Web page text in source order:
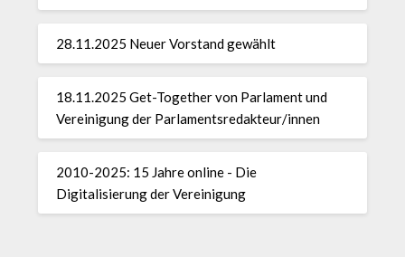
28.11.2025 Neuer Vorstand gewählt
18.11.2025 Get-Together von Parlament und
Vereinigung der Parlamentsredakteur/innen
2010-2025: 15 Jahre online - Die
Digitalisierung der Vereinigung